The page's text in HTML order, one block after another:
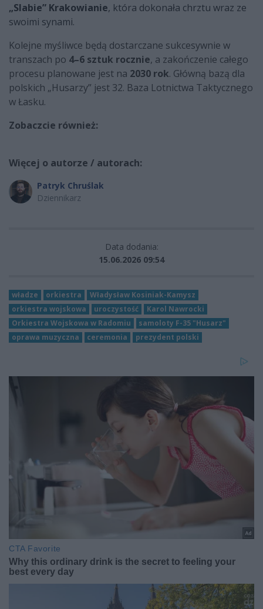
„Slabie” Krakowianie, która dokonała chrztu wraz ze
swoimi synami.
Kolejne myśliwce będą dostarczane sukcesywnie w
transzach po 4–6 sztuk rocznie, a zakończenie całego
procesu planowane jest na 2030 rok. Główną bazą dla
polskich „Husarzy” jest 32. Baza Lotnictwa Taktycznego
w Łasku.
Zobaczcie również:
Więcej o autorze / autorach:
Patryk Chruślak
Dziennikarz
Data dodania:
15.06.2026 09:54
władze orkiestra
Władysław Kosiniak-Kamysz
orkiestra wojskowa
uroczystość
Karol Nawrocki
Orkiestra Wojskowa w Radomiu
samoloty F-35 "Husarz"
oprawa muzyczna
ceremonia prezydent polski